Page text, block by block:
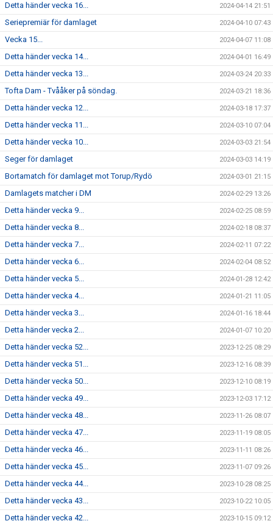
Detta händer vecka 16... 2024-04-14 21:51
Seriepremiär för damlaget 2024-04-10 07:43
Vecka 15... 2024-04-07 11:08
Detta händer vecka 14... 2024-04-01 16:49
Detta händer vecka 13... 2024-03-24 20:33
Tofta Dam - Tvååker på söndag. 2024-03-21 18:36
Detta händer vecka 12... 2024-03-18 17:37
Detta händer vecka 11... 2024-03-10 07:04
Detta händer vecka 10... 2024-03-03 21:54
Seger för damlaget 2024-03-03 14:19
Bortamatch för damlaget mot Torup/Rydö 2024-03-01 21:15
Damlagets matcher i DM 2024-02-29 13:26
Detta händer vecka 9... 2024-02-25 08:59
Detta händer vecka 8... 2024-02-18 08:37
Detta händer vecka 7... 2024-02-11 07:22
Detta händer vecka 6... 2024-02-04 08:52
Detta händer vecka 5... 2024-01-28 12:42
Detta händer vecka 4... 2024-01-21 11:05
Detta händer vecka 3... 2024-01-16 18:44
Detta händer vecka 2... 2024-01-07 10:20
Detta händer vecka 52... 2023-12-25 08:29
Detta händer vecka 51... 2023-12-16 08:39
Detta händer vecka 50... 2023-12-10 08:19
Detta händer vecka 49... 2023-12-03 17:12
Detta händer vecka 48... 2023-11-26 08:07
Detta händer vecka 47... 2023-11-19 08:05
Detta händer vecka 46... 2023-11-11 08:26
Detta händer vecka 45... 2023-11-07 09:26
Detta händer vecka 44... 2023-10-28 08:25
Detta händer vecka 43... 2023-10-22 10:05
Detta händer vecka 42... 2023-10-15 09:12